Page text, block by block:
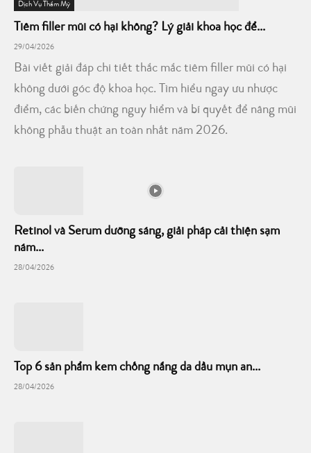
Dịch Vụ Thẩm Mỹ
Tiêm filler mũi có hại không? Lý giải khoa học để...
29/04/2026
Bài viết giải đáp chi tiết thắc mắc tiêm filler mũi có hại
không dưới góc độ khoa học. Tìm hiểu ngay ưu nhược
điểm, các biến chứng nguy hiểm và bí quyết để nâng mũi
không phẫu thuật an toàn nhất năm 2026.
Retinol và Serum dưỡng sáng, giải pháp cải thiện sạm
nám...
28/04/2026
Top 6 sản phẩm kem chống nắng da dầu mụn an...
28/04/2026